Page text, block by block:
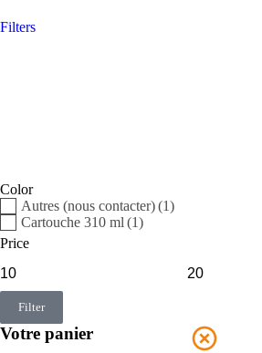
Filters
Color
Autres (nous contacter)(1)
Cartouche 310 ml (1)
Price
Filter
Votre panier